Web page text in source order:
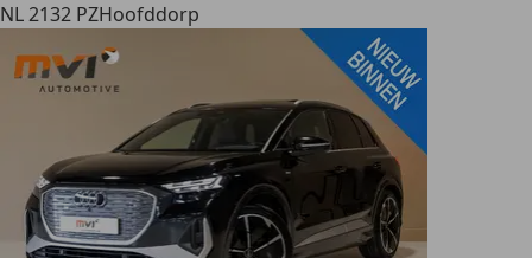
NL 2132 PZHoofddorp